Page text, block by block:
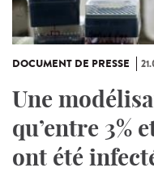
DOCUMENT DE PRESSE
Une
qu’entre 3%
ont été